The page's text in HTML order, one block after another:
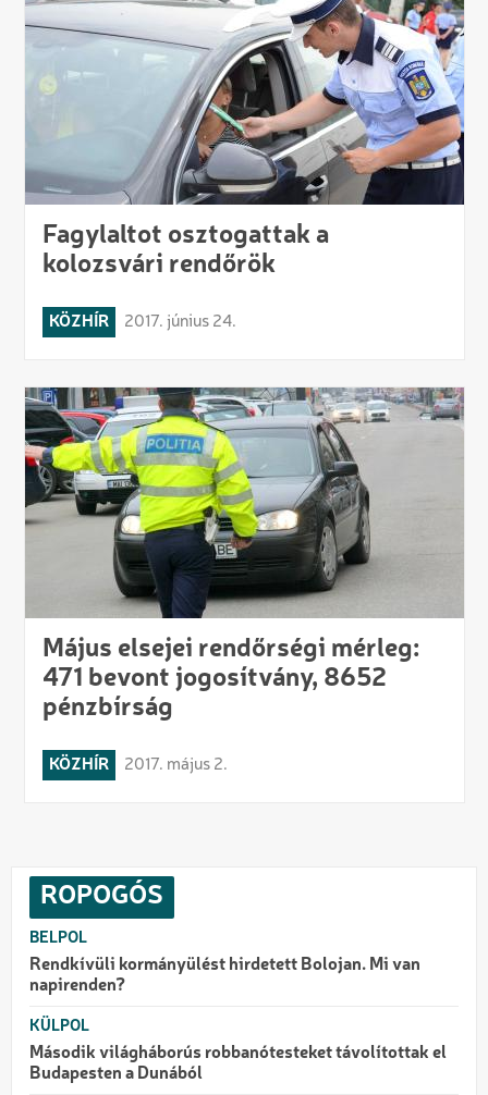
Fagylaltot osztogattak a
kolozsvári rendőrök
KÖZHÍR 2017. június 24.
Május elsejei rendőrségi mérleg:
471 bevont jogosítvány, 8652
pénzbírság
KÖZHÍR 2017. május 2.
ROPOGÓS
BELPOL
Rendkívüli kormányülést hirdetett Bolojan. Mi van
napirenden?
KÜLPOL
Második világháborús robbanótesteket távolítottak el
Budapesten a Dunából